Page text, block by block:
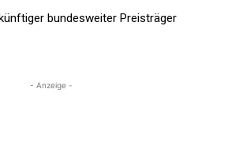
bundesweiter Preisträger
- Anzeige -